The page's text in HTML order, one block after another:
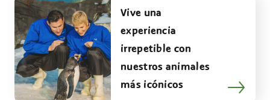
Vive una
experiencia
irrepetible con
nuestros animales
más icónicos